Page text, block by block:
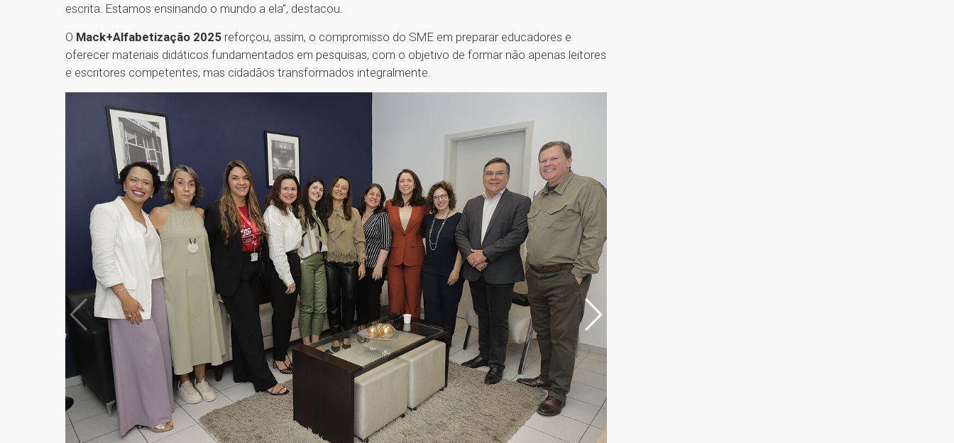
escrita. Estamos ensinando o mundo a ela”, destacou.
O Mack+Alfabetização 2025 reforçou, assim, o compromisso do SME em preparar educadores e
oferecer materiais didáticos fundamentados em pesquisas, com o objetivo de formar não apenas leitores
e escritores competentes, mas cidadãos transformados integralmente.